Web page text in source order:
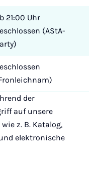
21:00 Uhr
(AStA-
der
auf unsere
z. B. Katalog,
elektronische